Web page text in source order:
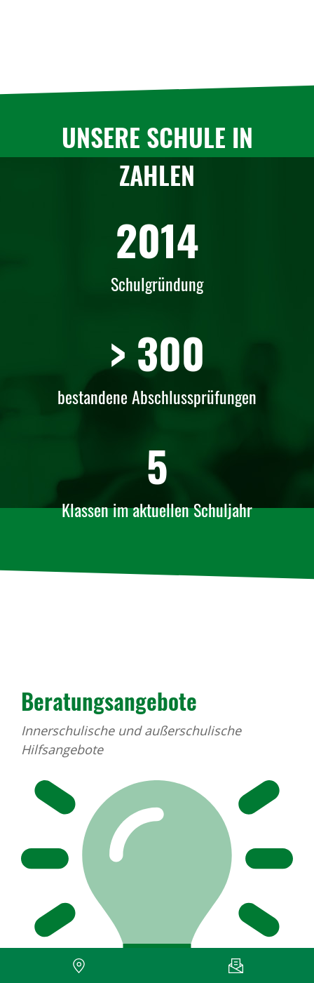
UNSERE SCHULE IN
ZAHLEN
2014
Schulgründung
> 300
bestandene Abschlussprüfungen
5
Klassen im aktuellen Schuljahr
Beratungsangebote
Innerschulische und außerschulische
Hilfsangebote